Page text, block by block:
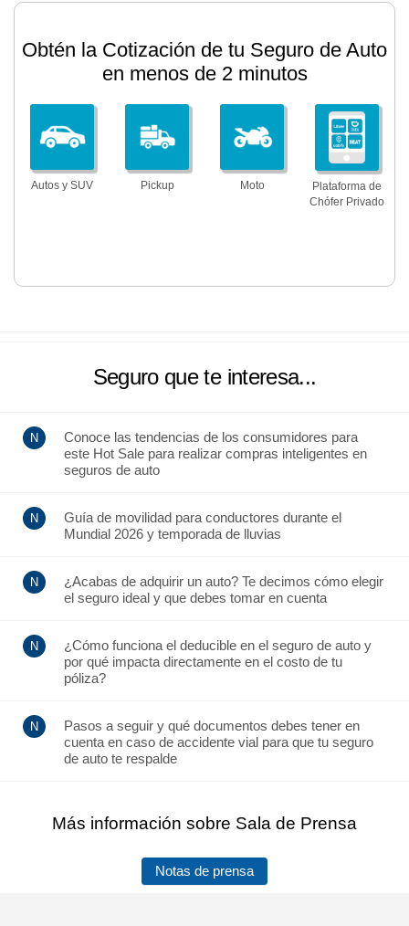
Obtén la Cotización de tu Seguro de Auto
en menos de 2 minutos
Autos y SUV Pickup Moto
Plataforma de
Chófer Privado
Seguro que te interesa...
Conoce las tendencias de los consumidores para
este Hot Sale para realizar compras inteligentes en
seguros de auto
Guía de movilidad para conductores durante el
Mundial 2026 y temporada de lluvias
¿Acabas de adquirir un auto? Te decimos cómo elegir
el seguro ideal y que debes tomar en cuenta
¿Cómo funciona el deducible en el seguro de auto y
por qué impacta directamente en el costo de tu
póliza?
Pasos a seguir y qué documentos debes tener en
cuenta en caso de accidente vial para que tu seguro
de auto te respalde
Más información sobre Sala de Prensa
Notas de prensa